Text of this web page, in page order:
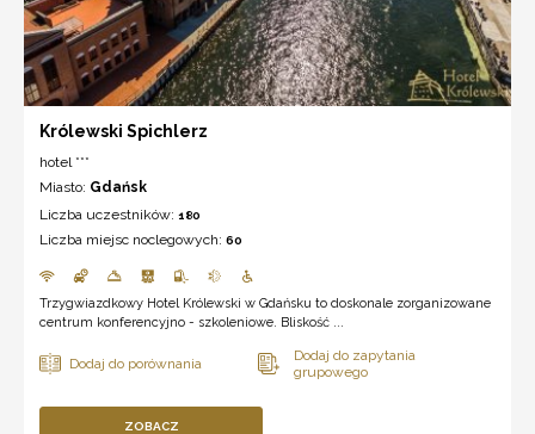
Królewski Spichlerz
hotel ***
Miasto: Gdańsk
Liczba uczestników: 180
Liczba miejsc noclegowych: 60
Trzygwiazdkowy Hotel Królewski w Gdańsku to doskonale zorganizowane
centrum konferencyjno - szkoleniowe. Bliskość ...
ZOBACZ